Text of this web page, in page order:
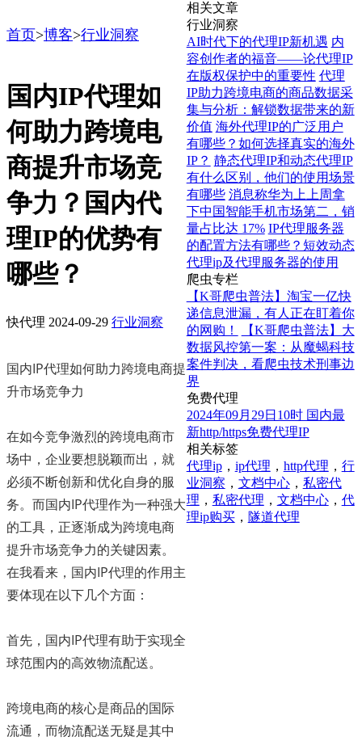
首页>博客>行业洞察
国内IP代理如
何助力跨境电
商提升市场竞
争力？国内代
理IP的优势有
哪些？
快代理 2024-09-29 行业洞察
国内IP代理如何助力跨境电商提
升市场竞争力
在如今竞争激烈的跨境电商市
场中，企业要想脱颖而出，就
必须不断创新和优化自身的服
务。而国内IP代理作为一种强大
的工具，正逐渐成为跨境电商
提升市场竞争力的关键因素。
在我看来，国内IP代理的作用主
要体现在以下几个方面：
首先，国内IP代理有助于实现全
球范围内的高效物流配送。
跨境电商的核心是商品的国际
流通，而物流配送无疑是其中
相关文章
行业洞察
AI时代下的代理IP新机遇 内
容创作者的福音——论代理IP
在版权保护中的重要性 代理
IP助力跨境电商的商品数据采
集与分析：解锁数据带来的新
价值 海外代理IP的广泛用户
有哪些？如何选择真实的海外
IP？ 静态代理IP和动态代理IP
有什么区别，他们的使用场景
有哪些 消息称华为上上周拿
下中国智能手机市场第二，销
量占比达 17% IP代理服务器
的配置方法有哪些？短效动态
代理ip及代理服务器的使用
爬虫专栏
【K哥爬虫普法】淘宝一亿快
递信息泄漏，有人正在盯着你
的网购！
【K哥爬虫普法】大
数据风控第一案：从魔蝎科技
案件判决，看爬虫技术刑事边
界
免费代理
2024年09月29日10时 国内最
新http/https免费代理IP
相关标签
代理ip， ip代理 ， http代理 ， 行
业洞察 ， 文档中心， 私密代
理 ， 私密代理 ， 文档中心， 代
理ip购买， 隧道代理